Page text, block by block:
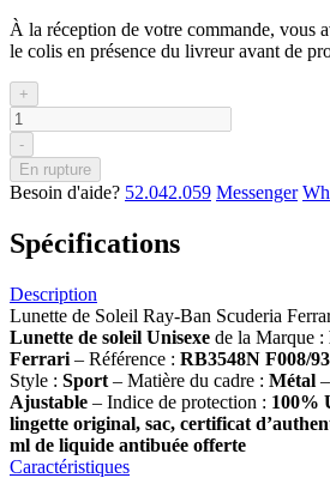
À la réception de votre commande, vous
le colis en présence du livreur avant de
+
-
En rupture
Besoin d'aide? 52.042.059 Messenger
Spécifications
Description
Lunette de Soleil Ray-Ban Scuderia
Lunette de soleil Unisexe de la Marque :
Ferrari – Référence : RB3548N F008/93
Style : Sport – Matière du cadre : Métal
Ajustable – Indice de protection : 100%
lingette original, sac, certificat
ml de liquide antibuée offerte
Caractéristiques